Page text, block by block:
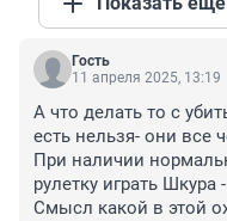
Гость
11 апреля 2025, 13:19
А что делать то с
есть нельзя- они все
При наличии
рулетку играть Шкура
Смысл какой в этой